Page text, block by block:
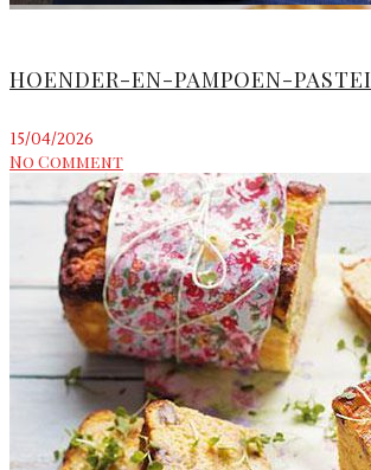
HOENDER-EN-PAMPOEN-PASTEI
15/04/2026
No Comment